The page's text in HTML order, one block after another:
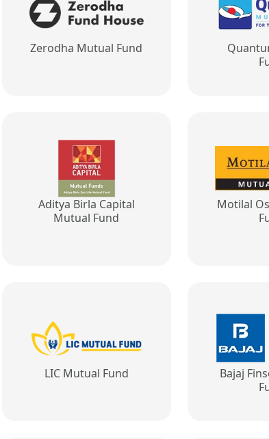
Zerodha Mutual Fund
Aditya Birla Capital
Mutual Fund
Motilal
LIC Mutual Fund
Bajaj